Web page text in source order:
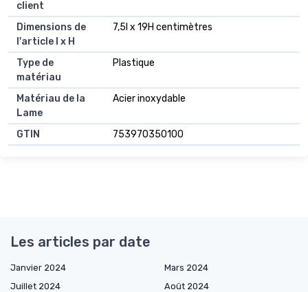
client
Dimensions de
l'article l x H
7,5l x 19H centimètres
Type de
matériau
Plastique
Matériau de la
Lame
Acier inoxydable
GTIN 753970350100
Les articles par date
Janvier 2024
Mars 2024
Juillet 2024
Août 2024